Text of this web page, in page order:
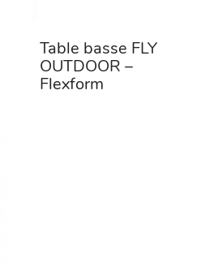
Table basse FLY
OUTDOOR –
Flexform